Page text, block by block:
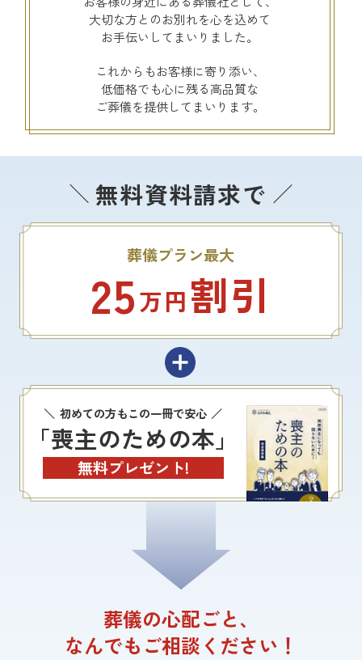
大切な方とのお別れを心を込めて
お手伝いしてまいりました。
これからもお客様に寄り添い、
低価格でも心に残る高品質な
ご葬儀を提供してまいります。
無料資料請求で
葬儀プラン最大
25万円割引
初めての方もこの一冊で安心
「喪主のための本」
無料プレゼント!
葬儀の心配ごと、
なんでもご相談ください！